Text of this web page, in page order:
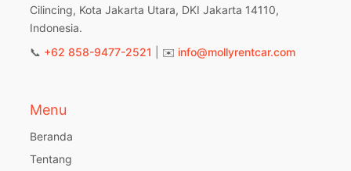
Cilincing, Kota Jakarta Utara, DKI Jakarta 14110,
Indonesia.
📞 +62 858-9477-2521 | ✉️ info@mollyrentcar.com
Menu
Beranda
Tentang